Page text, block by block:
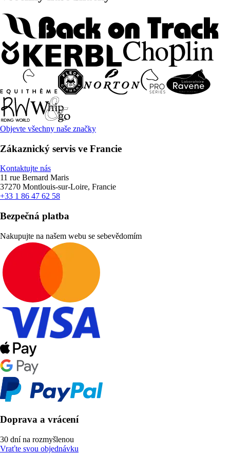
Objevte všechny naše značky
Zákaznický servis ve Francie
Kontaktujte nás
11 rue Bernard Maris
37270 Montlouis-sur-Loire, Francie
+33 1 86 47 62 58
Bezpečná platba
Nakupujte na našem webu se sebevědomím
Doprava a vrácení
30 dní na rozmyšlenou
Vraťte svou objednávku